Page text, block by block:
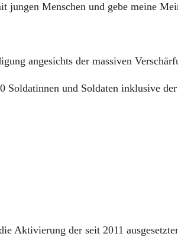
jun­gen Men­schen und gebe mei­ne
ange­sichts der mas­si­ven
und Sol­da­ten inklu­si­ve
Akti­vie­rung der seit 2011